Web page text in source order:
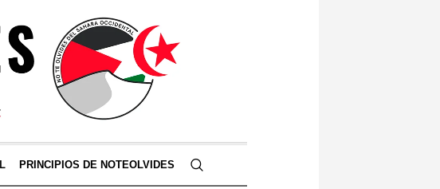
PRINCIPIOS DE NOTEOLVIDES